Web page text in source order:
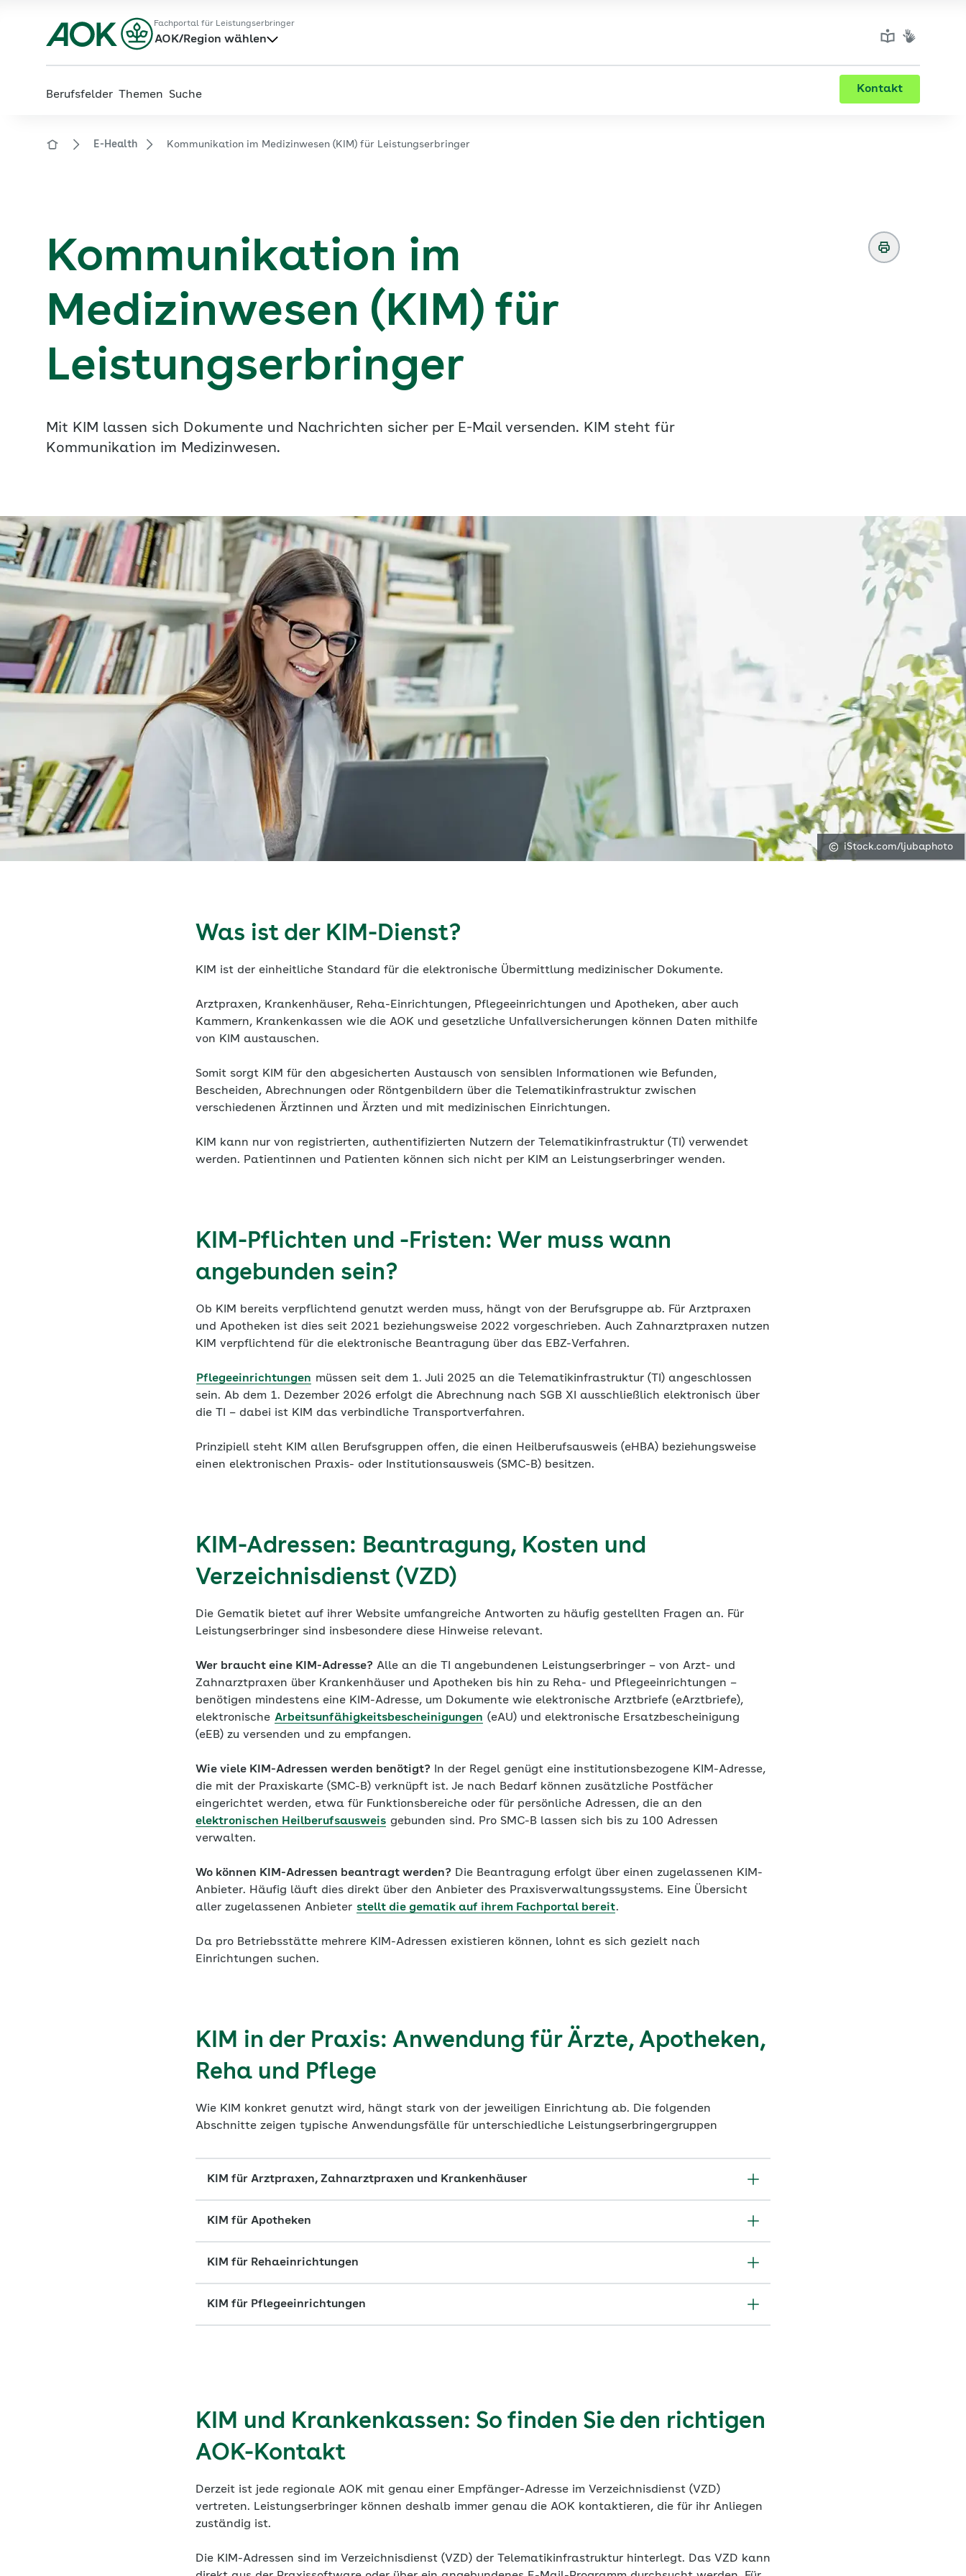
Hauptinhalt
Fußzeile
Fachportal für Leistungserbringer
AOK/Region wählen
Berufsfelder Themen Suche Kontakt
Zur Startseite von der Website aok.de/gp
E-Health Kommunikation im Medizinwesen (KIM) für Leistungserbringer
Kommunikation im
Medizinwesen (KIM) für
Leistungserbringer
Mit KIM lassen sich Dokumente und Nachrichten sicher per E-Mail versenden. KIM steht für
Kommunikation im Medizinwesen.
iStock.com/ljubaphoto
Was ist der KIM-Dienst?
KIM ist der einheitliche Standard für die elektronische Übermittlung medizinischer Dokumente.
Arztpraxen, Krankenhäuser, Reha-Einrichtungen, Pflegeeinrichtungen und Apotheken, aber auch
Kammern, Krankenkassen wie die AOK und gesetzliche Unfallversicherungen können Daten mithilfe
von KIM austauschen.
Somit sorgt KIM für den abgesicherten Austausch von sensiblen Informationen wie Befunden,
Bescheiden, Abrechnungen oder Röntgenbildern über die Telematikinfrastruktur zwischen
verschiedenen Ärztinnen und Ärzten und mit medizinischen Einrichtungen.
KIM kann nur von registrierten, authentifizierten Nutzern der Telematikinfrastruktur (TI) verwendet
werden. Patientinnen und Patienten können sich nicht per KIM an Leistungserbringer wenden.
KIM-Pflichten und -Fristen: Wer muss wann
angebunden sein?
Ob KIM bereits verpflichtend genutzt werden muss, hängt von der Berufsgruppe ab. Für Arztpraxen
und Apotheken ist dies seit 2021 beziehungsweise 2022 vorgeschrieben. Auch Zahnarztpraxen nutzen
KIM verpflichtend für die elektronische Beantragung über das EBZ-Verfahren.
Pflegeeinrichtungen müssen seit dem 1. Juli 2025 an die Telematikinfrastruktur (TI) angeschlossen
sein. Ab dem 1. Dezember 2026 erfolgt die Abrechnung nach SGB XI ausschließlich elektronisch über
die TI – dabei ist KIM das verbindliche Transportverfahren.
Prinzipiell steht KIM allen Berufsgruppen offen, die einen Heilberufsausweis (eHBA) beziehungsweise
einen elektronischen Praxis- oder Institutionsausweis (SMC-B) besitzen.
KIM-Adressen: Beantragung, Kosten und
Verzeichnisdienst (VZD)
Die Gematik bietet auf ihrer Website umfangreiche Antworten zu häufig gestellten Fragen an. Für
Leistungserbringer sind insbesondere diese Hinweise relevant.
Wer braucht eine KIM-Adresse? Alle an die TI angebundenen Leistungserbringer – von Arzt- und
Zahnarztpraxen über Krankenhäuser und Apotheken bis hin zu Reha- und Pflegeeinrichtungen –
benötigen mindestens eine KIM-Adresse, um Dokumente wie elektronische Arztbriefe (eArztbriefe),
elektronische Arbeitsunfähigkeitsbescheinigungen (eAU) und elektronische Ersatzbescheinigung
(eEB) zu versenden und zu empfangen.
Wie viele KIM-Adressen werden benötigt? In der Regel genügt eine institutionsbezogene KIM-Adresse,
die mit der Praxiskarte (SMC-B) verknüpft ist. Je nach Bedarf können zusätzliche Postfächer
eingerichtet werden, etwa für Funktionsbereiche oder für persönliche Adressen, die an den
elektronischen Heilberufsausweis gebunden sind. Pro SMC-B lassen sich bis zu 100 Adressen
verwalten.
Wo können KIM-Adressen beantragt werden? Die Beantragung erfolgt über einen zugelassenen KIM-
Anbieter. Häufig läuft dies direkt über den Anbieter des Praxisverwaltungssystems. Eine Übersicht
aller zugelassenen Anbieter stellt die gematik auf ihrem Fachportal bereit.
Da pro Betriebsstätte mehrere KIM-Adressen existieren können, lohnt es sich gezielt nach
Einrichtungen suchen.
KIM in der Praxis: Anwendung für Ärzte, Apotheken,
Reha und Pflege
Wie KIM konkret genutzt wird, hängt stark von der jeweiligen Einrichtung ab. Die folgenden
Abschnitte zeigen typische Anwendungsfälle für unterschiedliche Leistungserbringergruppen
KIM für Arztpraxen, Zahnarztpraxen und Krankenhäuser
KIM für Apotheken
KIM für Rehaeinrichtungen
KIM für Pflegeeinrichtungen
KIM und Krankenkassen: So finden Sie den richtigen
AOK-Kontakt
Derzeit ist jede regionale AOK mit genau einer Empfänger-Adresse im Verzeichnisdienst (VZD)
vertreten. Leistungserbringer können deshalb immer genau die AOK kontaktieren, die für ihr Anliegen
zuständig ist.
Die KIM-Adressen sind im Verzeichnisdienst (VZD) der Telematikinfrastruktur hinterlegt. Das VZD kann